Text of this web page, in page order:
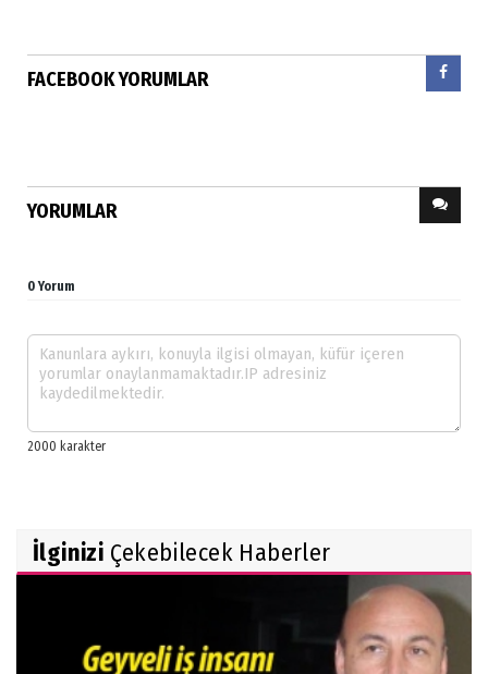
FACEBOOK YORUMLAR
YORUMLAR
0 Yorum
İlginizi Çekebilecek Haberler